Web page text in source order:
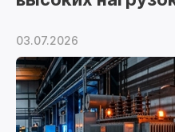
03.07.2026